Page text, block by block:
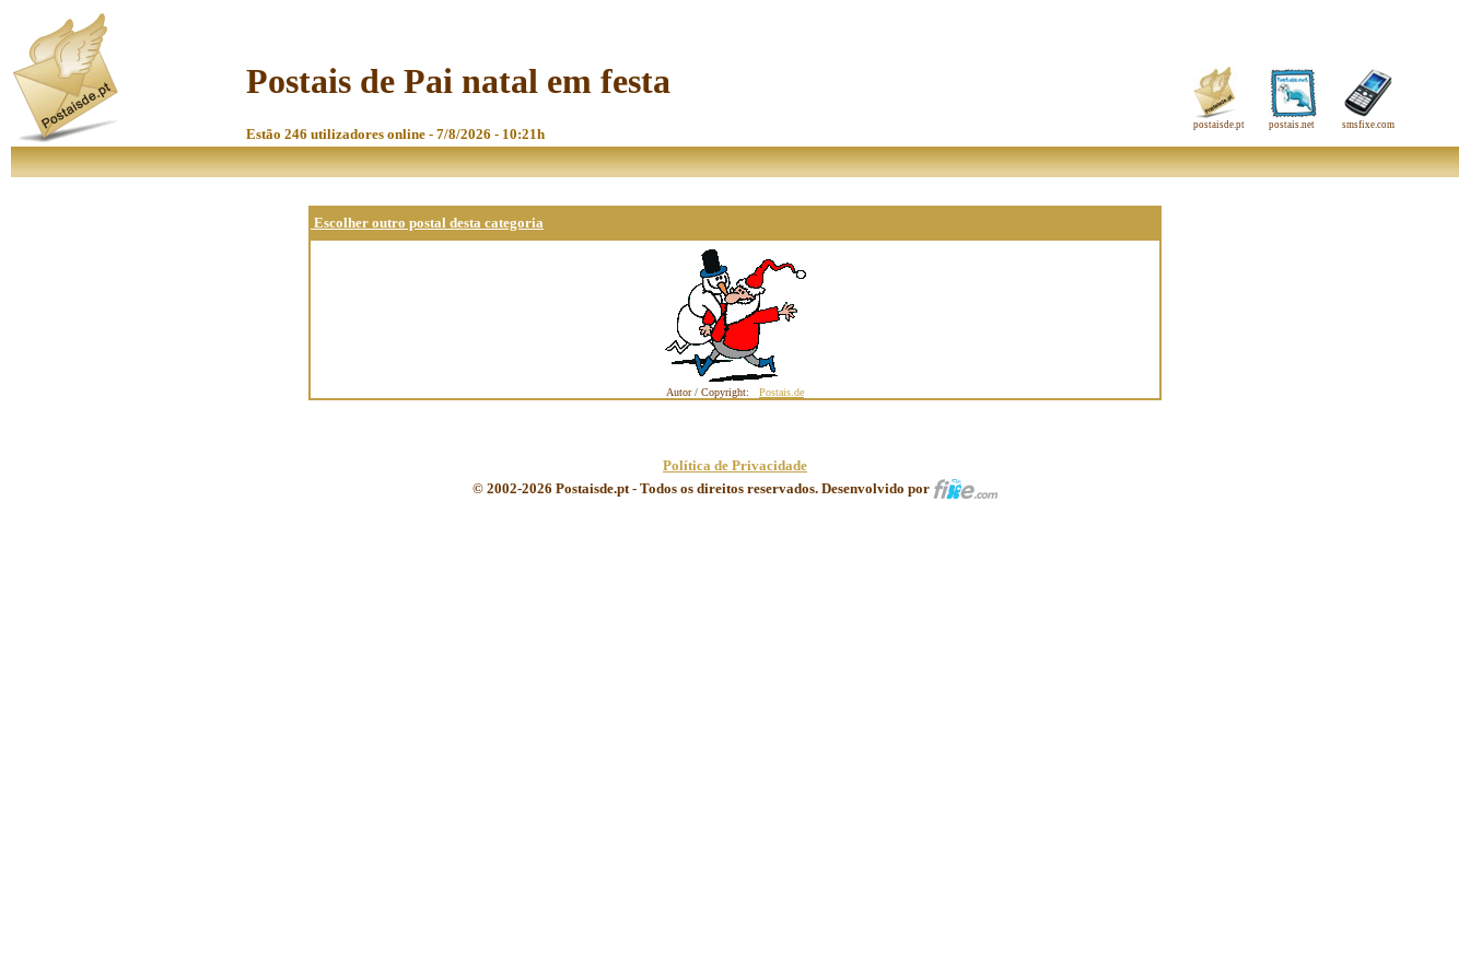
Postais de Pai natal em festa
Estão 246 utilizadores online - 7/8/2026 - 10:21h
postaisde.pt postais.net smsfixe.com
Escolher outro postal desta categoria
Autor / Copyright: Postais.de
Política de Privacidade
© 2002-2026 Postaisde.pt - Todos os direitos reservados. Desenvolvido por